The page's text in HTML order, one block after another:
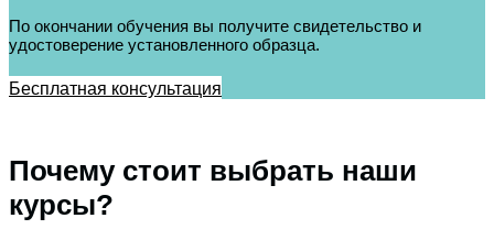
По окончании обучения вы получите свидетельство и
удостоверение установленного образца.
Бесплатная консультация
Почему стоит выбрать наши
курсы?